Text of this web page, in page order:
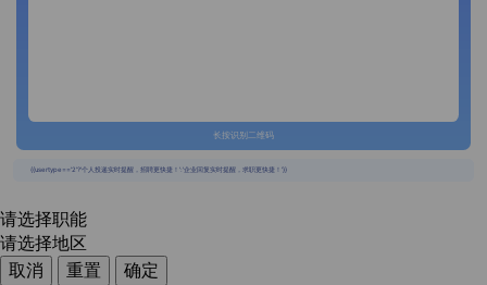
长按识别二维码
{{usertype=='2'?'个人投递实时提醒，招聘更快捷！':'企业回复实时提醒，求职更快捷！'}}
请选择职能
请选择地区
取消
重置
确定